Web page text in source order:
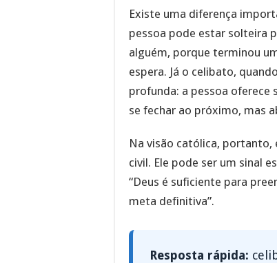
Existe uma diferença
pessoa pode estar solteira
alguém, porque terminou
espera. Já o celibato,
profunda: a pessoa oferece
se fechar ao próximo, mas
Na visão católica, portanto,
civil. Ele pode ser um sinal
“Deus é suficiente para
meta definitiva”.
Resposta rápida: